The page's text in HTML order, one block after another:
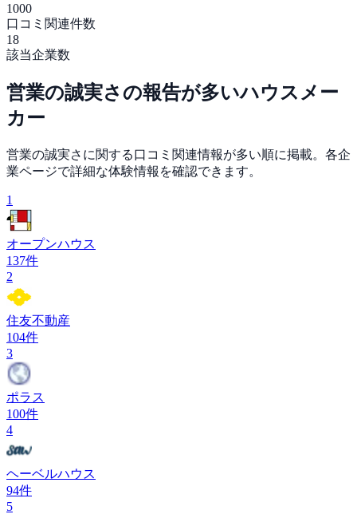
1000
口コミ関連件数
18
該当企業数
営業の誠実さ の報告が多いハウスメー
カー
営業の誠実さ に関する口コミ関連情報が多い順に掲載。各企
業ページで詳細な体験情報を確認できます。
1
オープンハウス
137件
2
住友不動産
104件
3
ポラス
100件
4
ヘーベルハウス
94件
5